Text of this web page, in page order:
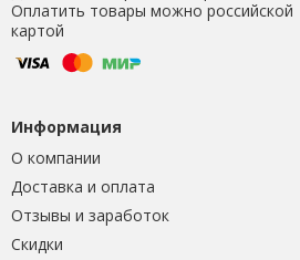
Оплатить товары можно российской
картой
Информация
О компании
Доставка и оплата
Отзывы и заработок
Скидки